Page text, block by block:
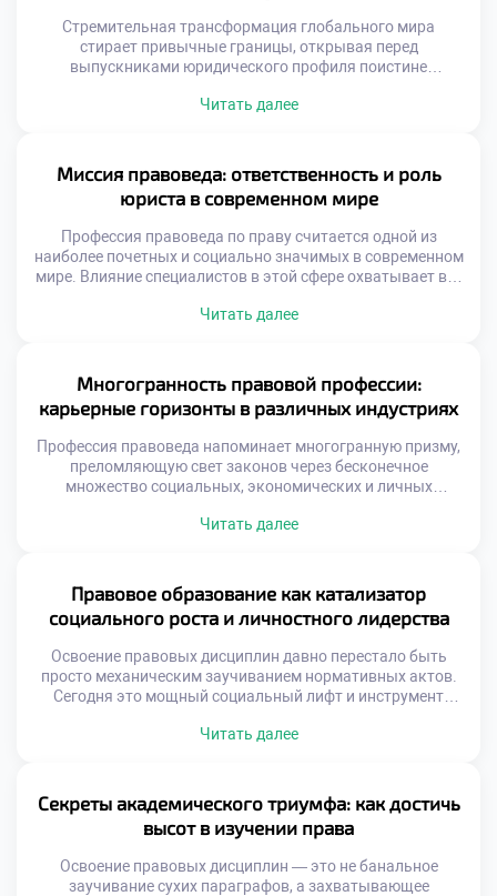
Стремительная трансформация глобального мира
стирает привычные границы, открывая перед
выпускниками юридического профиля поистине
маршрутам приходят неординарные векторы развития,
формирование ценностей будущего общества. Именно
поэтому качественное обучение в московском техникуме
становится тем самым надежным фундаментом, который
Читать далее
Миссия правоведа: ответственность и роль
юриста в современном мире
Профессия правоведа по праву считается одной из
наиболее почетных и социально значимых в современном
мире. Влияние специалистов в этой сфере охватывает все
глобальных государственных процессов. Именно поэтому
закладывает основы будущей ответственности и
профессионального долга. Юристы выступают главными
[…]
Читать далее
Многогранность правовой профессии:
карьерные горизонты в различных индустриях
Профессия правоведа напоминает многогранную призму,
преломляющую свет законов через бесконечное
множество социальных, экономических и личных
директоров транснациональной корпорации или
происходящих процессов. Именно поэтому осознанное
обучение в московском техникуме становится тем самым
надежным компасом, который помогает абитуриентам не
Читать далее
Правовое образование как катализатор
социального роста и личностного лидерства
Освоение правовых дисциплин давно перестало быть
просто механическим заучиванием нормативных актов.
Сегодня это мощный социальный лифт и инструмент
личность, так и общество в целом. В эпоху глобализации
личностного и общественного прогресса, и качественное
обучение в московском техникуме выступает здесь […]
Читать далее
Секреты академического триумфа: как достичь
высот в изучении права
Освоение правовых дисциплин — это не банальное
заучивание сухих параграфов, а захватывающее